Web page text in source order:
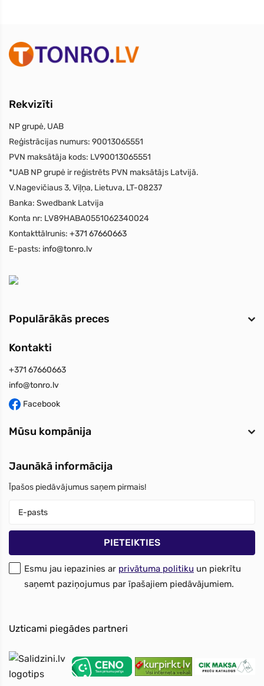
Rekvizīti
NP grupė, UAB
Reģistrācijas numurs: 90013065551
PVN maksātāja kods: LV90013065551
*UAB NP grupė ir reģistrēts PVN maksātājs Latvijā.
V.Nagevičiaus 3, Viļņa, Lietuva, LT-08237
Banka: Swedbank Latvija
Konta nr: LV89HABA0551062340024
Kontakttālrunis: +371 67660663
E-pasts: info@tonro.lv
Populārākās preces
Kontakti
+371 67660663
info@tonro.lv
Facebook
Mūsu kompānija
Jaunākā informācija
Īpašos piedāvājumus saņem pirmais!
Esmu jau iepazinies ar privātuma politiku un piekrītu
saņemt paziņojumus par īpašajiem piedāvājumiem.
Uzticami piegādes partneri